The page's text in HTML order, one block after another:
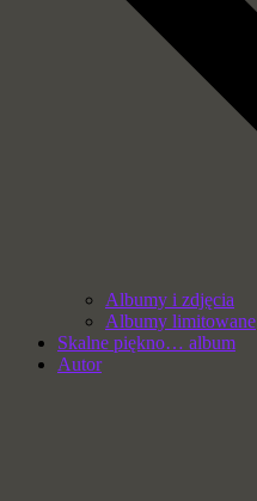
Albumy i zdjęcia
Albumy limitowane
Skalne piękno… album
Autor